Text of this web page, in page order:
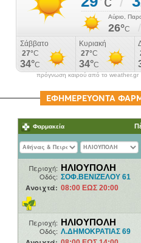
πρόγνωση καιρού από το weather.gr
ΕΦΗΜΕΡΕΥΟΝΤΑ